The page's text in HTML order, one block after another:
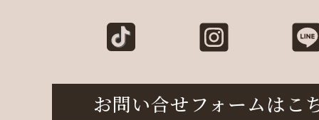
お問い合せフォームはこ